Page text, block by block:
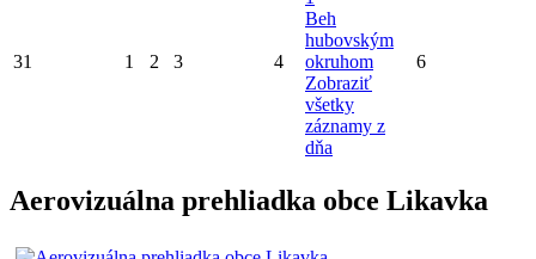
31 1 2 3 4
Beh
hubovským
okruhom
Zobraziť
všetky
záznamy z
dňa
6
Aerovizuálna prehliadka obce Likavka